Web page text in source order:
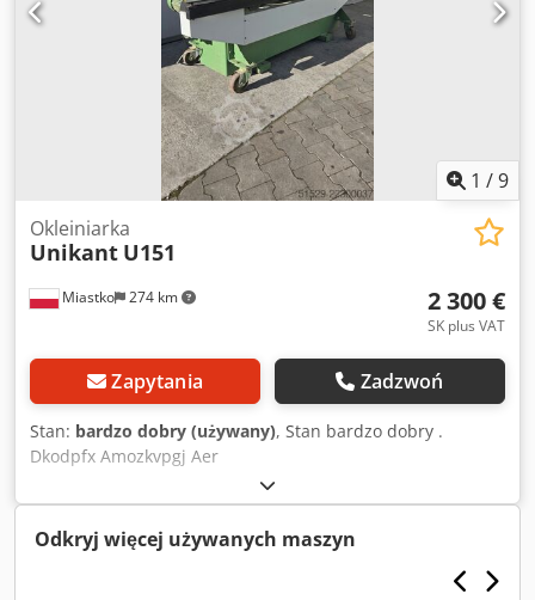
1 /9
Miastko 274 km
Okleiniarka
Unikant U151
2 300 €
SK plus VAT
Zapytania Zadzwoń
Stan: bardzo dobry (używany), Stan bardzo dobry .
Dkodpfx Amozkvpgj Aer
Odkryj więcej używanych maszyn